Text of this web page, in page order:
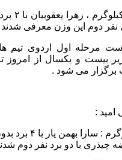
در
دوم این وزن معرفی شدند
مرحله اول اردوی تیم
بیست و یکسال از امروز
برگزار می شود .
امید :
وزن ۵۰ –
چیذری با دو برد نفر دوم